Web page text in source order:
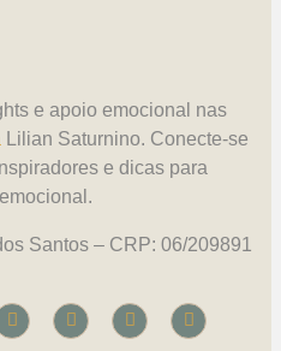
e apoio emocional nas
Lilian Saturnino. Conecte-se
e dicas para
Santos – CRP: 06/209891